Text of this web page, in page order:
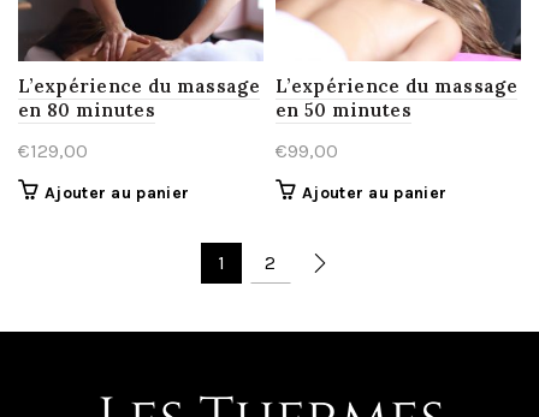
L’expérience du massage
en 80 minutes
€129,00
Ajouter au panier
L’expérience du massage
en 50 minutes
€99,00
Ajouter au panier
1 2